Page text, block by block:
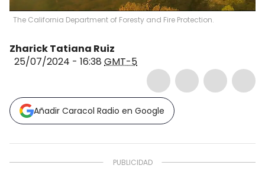
The California Department of Foresty and Fire Protection.
Zharick Tatiana Ruiz
25/07/2024 - 16:38 GMT-5
Añadir Caracol Radio en Google